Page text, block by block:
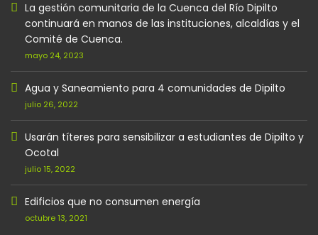
La gestión comunitaria de la Cuenca del Río Dipilto
continuará en manos de las instituciones, alcaldías y el
Comité de Cuenca.
mayo 24, 2023
Agua y Saneamiento para 4 comunidades de Dipilto
julio 26, 2022
Usarán títeres para sensibilizar a estudiantes de Dipilto y
Ocotal
julio 15, 2022
Edificios que no consumen energía
octubre 13, 2021